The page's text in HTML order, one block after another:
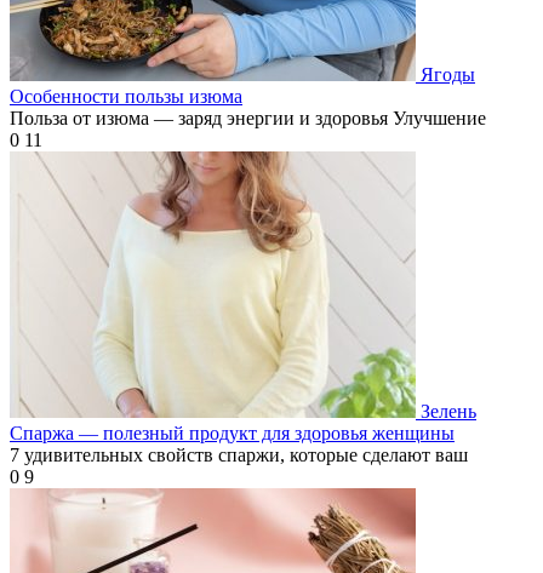
Ягоды
Особенности пользы изюма
Польза от изюма — заряд энергии и здоровья Улучшение
0 11
Зелень
Спаржа — полезный продукт для здоровья женщины
7 удивительных свойств спаржи, которые сделают ваш
0 9